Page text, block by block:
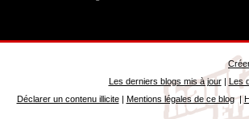
Les derniers blogs mis à jour|
Les
Déclarer un contenu illicite| Mentions légales de ce blog|